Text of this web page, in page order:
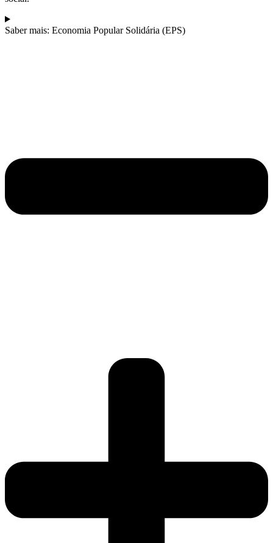
Saber mais: Economia Popular Solidária (EPS)